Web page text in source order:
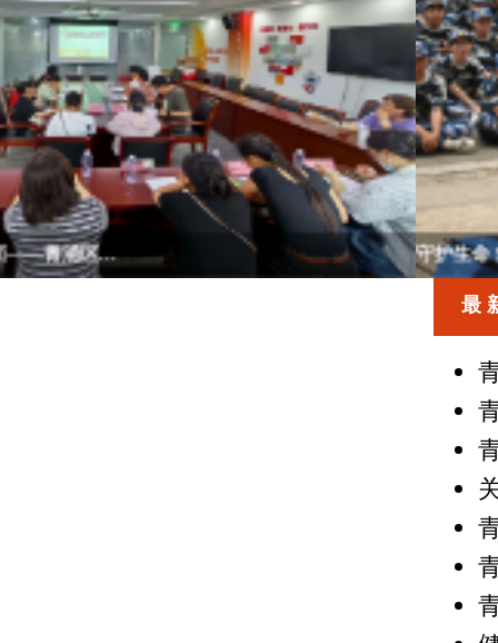
守护生命 救在校园 ——青浦区红十字应...
最